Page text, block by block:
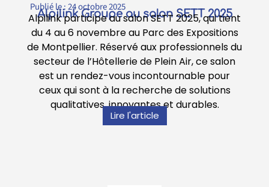
Publié le :24 octobre 2025
Alpilink Groupe au salon SETT 2025
Alpilink participe au salon SETT 2025, qui tient
du 4 au 6 novembre au Parc des Expositions
de Montpellier. Réservé aux professionnels du
secteur de l’Hôtellerie de Plein Air, ce salon
est un rendez-vous incontournable pour
ceux qui sont à la recherche de solutions
qualitatives, innovantes et durables.
Lire l'article